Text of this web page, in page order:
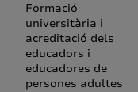
Formació
universitària i
acreditació dels
educadors i
educadores de
persones adultes